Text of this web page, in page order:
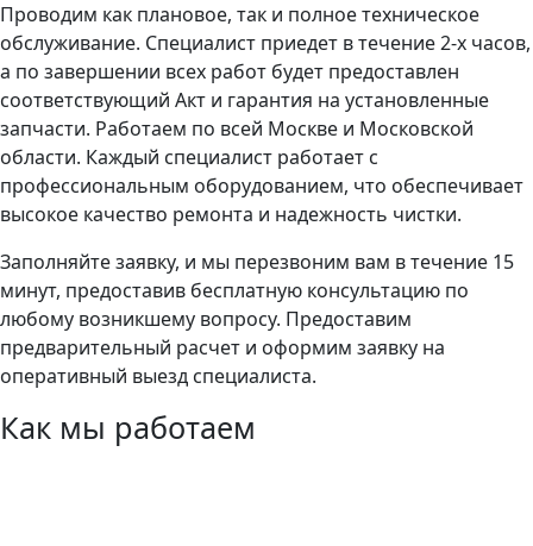
Проводим как плановое, так и полное техническое
обслуживание. Специалист приедет в течение 2-х часов,
а по завершении всех работ будет предоставлен
соответствующий Акт и гарантия на установленные
запчасти. Работаем по всей Москве и Московской
области. Каждый специалист работает с
профессиональным оборудованием, что обеспечивает
высокое качество ремонта и надежность чистки.
Заполняйте заявку, и мы перезвоним вам в течение 15
минут, предоставив бесплатную консультацию по
любому возникшему вопросу. Предоставим
предварительный расчет и оформим заявку на
оперативный выезд специалиста.
Как мы работаем